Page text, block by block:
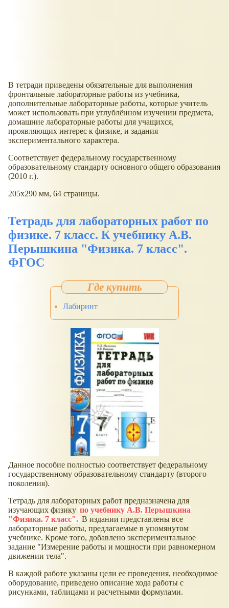
В тетради приведены обязательные для выполнения
фронтальные лабораторные работы из учебника,
дополнительные лабораторные работы, которые учитель
может использовать при углублённом изучении предмета,
домашние лабораторные работы для учащихся,
проявляющих интерес к физике, и задания
экспериментального характера.
Соответствует федеральному государственному
образовательному стандарту основного общего образования
(2010 г.).
205х290 мм, 64 страницы.
Тетрадь для лабораторных работ по
физике. 7 класс. К учебнику А.В.
Перышкина "Физика. 7 класс".
ФГОС
Лабиринт
Данное пособие полностью соответствует федеральному
государственному образовательному стандарту (второго
поколения).
Тетрадь для лабораторных работ предназначена для
изучающих физику по учебнику А.В. Перышкина
"Физика. 7 класс". В издании представлены все
лабораторные работы, предлагаемые в упомянутом
учебнике. Кроме того, добавлено экспериментальное
задание "Измерение работы и мощности при равномерном
движении тела".
В каждой работе указаны цели ее проведения, необходимое
оборудование, приведено описание хода работы с
рисунками, таблицами и расчетными формулами.